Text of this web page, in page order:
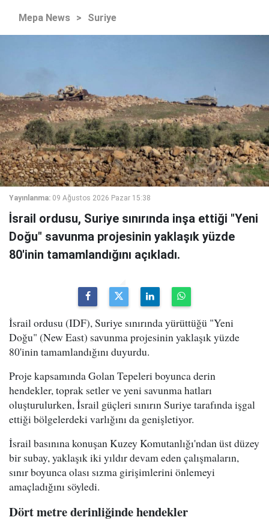
Mepa News > Suriye
Yayınlanma: 09 Ağustos 2026 Pazar 15:38
İsrail ordusu, Suriye sınırında inşa ettiği "Yeni
Doğu" savunma projesinin yaklaşık yüzde
80'inin tamamlandığını açıkladı.
İsrail ordusu (IDF), Suriye sınırında yürüttüğü "Yeni
Doğu" (New East) savunma projesinin yaklaşık yüzde
80'inin tamamlandığını duyurdu.
Proje kapsamında Golan Tepeleri boyunca derin
hendekler, toprak setler ve yeni savunma hatları
oluşturulurken, İsrail güçleri sınırın Suriye tarafında işgal
ettiği bölgelerdeki varlığını da genişletiyor.
İsrail basınına konuşan Kuzey Komutanlığı'ndan üst düzey
bir subay, yaklaşık iki yıldır devam eden çalışmaların,
sınır boyunca olası sızma girişimlerini önlemeyi
amaçladığını söyledi.
Dört metre derinliğinde hendekler